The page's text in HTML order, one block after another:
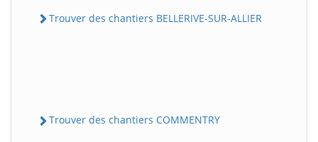
Trouver des chantiers BELLERIVE-SUR-ALLIER
Trouver des chantiers COMMENTRY